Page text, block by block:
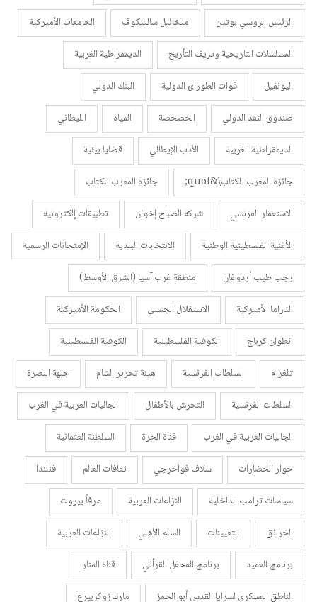
الرئيس الروسي بوتين
ميخائيل سالتيكوف
الجامعات الأميركية
المسلسلات التاريخية وتزيف التأريخ
الديمقراطية الغربية
اليونفيل
قوات الطورائ الدولية
البنك الدولي
صندوق النقد الدولي
الخصخصة المياه
الليطاني
الديمقراطية الغربية
الأدب الإيطالي
قضايا بيئية
جائزة المغرب للكتاب\&quot;
جائزة المغرب للكتاب
الاستعمار الفرنسي
شركة الصباح إخوان
تطبيقات إلكترونية
الأغنية الفلسطينية الوطنية
الانتخابات البلدية
الإمتحانات الرسمية
رجب طيب أردوغان
منطقة غرب آسيا (الشرق الأوسط)
الدراما الأميركية
الاستغلال الجنسي
الحكومة الأميركية
انطوان كرباج
الكوفية الفلسطينية
الكوفية الفلسطينية
تلغرام
السلطات الفرنسية هيئة تحرير الشام
جبهة النصرة
السلطات الفرنسية
التحرش بالأطفال
الجاليات العربية في الغرب
الجاليات العربية في الغرب
قناة الحرة
السلطنة العثمانية
حوار الحضارات
سلاف فواخرجي ثقافات العالم
فنلندا
سياسات ترامب الداخلية
النزاعات العربية
مرفأ بيروت
الحرائق
التعيينات السلم الأهلي
النزاعات العربية
برنامج العميد
برنامج المحفل القرأني
قناة المنار
الناطق العسكري لسرايا القدس أبو الحمز
مارك زوكربيرغ